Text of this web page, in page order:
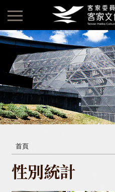
首頁
性別統計